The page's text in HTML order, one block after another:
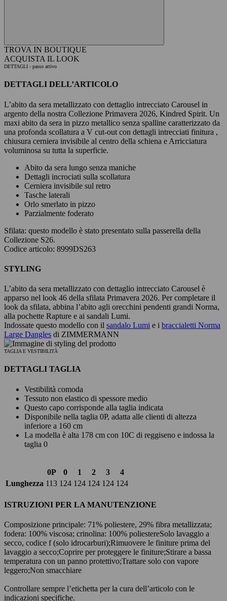
TROVA IN BOUTIQUE
ACQUISTA IL LOOK
DETTAGLI - passo attivo
DETTAGLI DELL’ARTICOLO
L’abito da sera metallizzato con dettaglio intrecciato Carousel in
argento della nostra Collezione Primavera 2026, Kindred Spirit. Un
maxi abito da sera in pizzo metallico senza spalline caratterizzato da
una profonda scollatura a V cut-out con dettagli intrecciati finitura ,
chiusura cerniera invisibile al centro della schiena e Arricciatura
voluminosa su tutta la superficie.
Abito da sera lungo senza maniche
Dettagli incrociati sulla scollatura
Cerniera invisibile sul retro
Tasche laterali
Orlo smerlato in pizzo
Parzialmente foderato
Sfilata: questo modello è stato presentato sulla passerella della
Collezione S26.
Codice articolo: 8999DS263
STYLING
L’abito da sera metallizzato con dettaglio intrecciato Carousel è
apparso nel look 46 della sfilata Primavera 2026. Per completare il
look da sfilata, abbina l’abito agli orecchini pendenti grandi Norma,
alla pochette Rapture e ai sandali Lumi.
Indossate questo modello con il sandalo Lumi e i braccialetti Norma
Large Dangles di ZIMMERMANN
TAGLIA E VESTIBILITÀ
DETTAGLI TAGLIA
Vestibilità comoda
Tessuto non elastico di spessore medio
Questo capo corrisponde alla taglia indicata
Disponibile nella taglia 0P, adatta alle clienti di altezza
inferiore a 160 cm
La modella è alta 178 cm con 10C di reggiseno e indossa la
taglia 0
0P 0 1 2 3
4
Lunghezza 113 124 124 124 124 124
ISTRUZIONI PER LA MANUTENZIONE
Composizione principale: 71% poliestere, 29% fibra metallizzata;
fodera: 100% viscosa; crinolina: 100% poliestereSolo lavaggio a
secco, codice f (solo idrocarburi);Rimuovere le finiture prima del
lavaggio a secco;Coprire per proteggere le finiture;Stirare a bassa
temperatura con un panno protettivo;Trattare solo con vapore
leggero;Non smacchiare
Controllare sempre l’etichetta per la cura dell’articolo con le
indicazioni specifiche.